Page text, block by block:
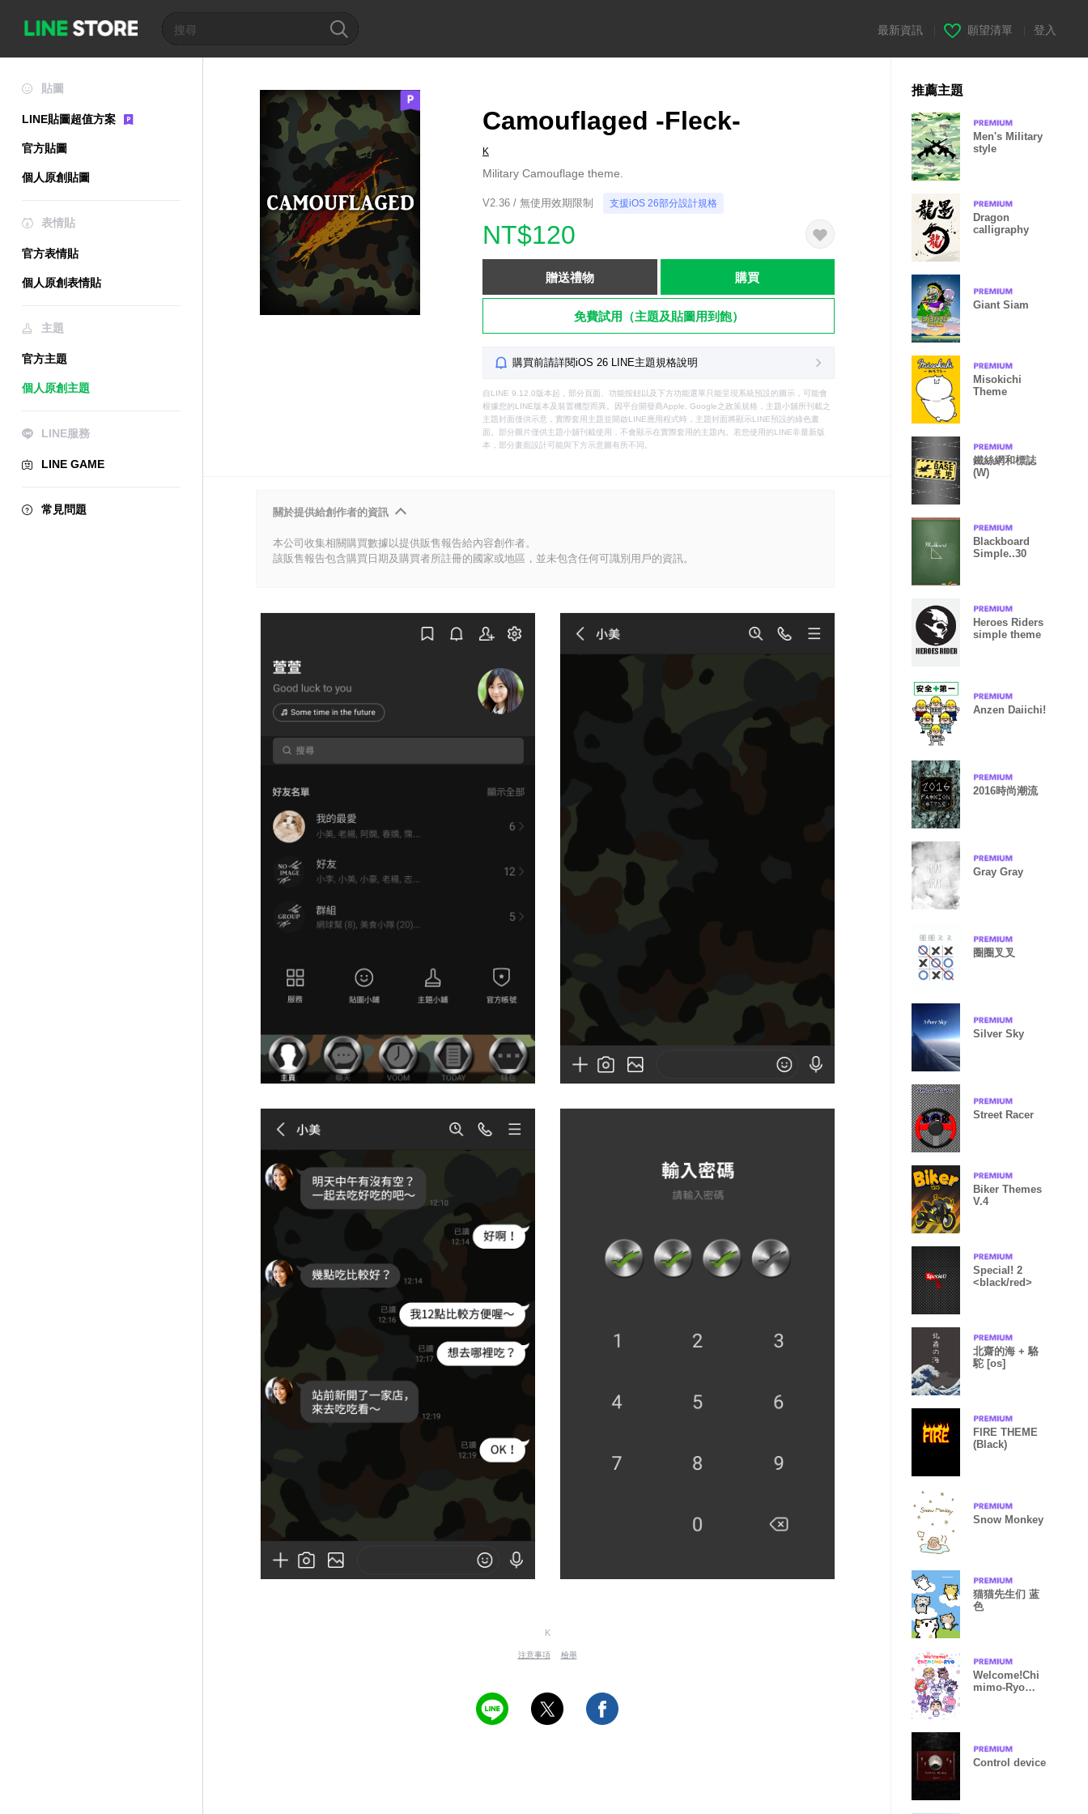
最新資訊 願望清單 登入
貼圖
LINE貼圖超值方案
官方貼圖
個人原創貼圖
表情貼
官方表情貼
個人原創表情貼
主題
官方主題
個人原創主題
LINE服務
LINE GAME
常見問題
Camouflaged -Fleck-
K
Military Camouflage theme.
V2.36 / 無使用效期限制 支援iOS 26部分設計規格
NT$120
贈送禮物 購買
免費試用（主題及貼圖用到飽）
購買前請詳閱iOS 26 LINE主題規格說明
自LINE 9.12.0版本起，部分頁面、功能按鈕以及下方功能選單只能呈現系統預設的圖示，可能會
根據您的LINE版本及裝置機型而異。因平台開發商Apple, Google之政策規格，主題小舖所刊載之
主題封面僅供示意，實際套用主題並開啟LINE應用程式時，主題封面將顯示LINE預設的綠色畫
面。部分圖片僅供主題小舖刊載使用，不會顯示在實際套用的主題內。若您使用的LINE非最新版
本，部分畫面設計可能與下方示意圖有所不同。
關於提供給創作者的資訊
本公司收集相關購買數據以提供販售報告給內容創作者。
該販售報告包含購買日期及購買者所註冊的國家或地區，並未包含任何可識別用戶的資訊。
K
注意事項 檢舉
推薦主題
Men's Military
style
Dragon
calligraphy
Giant Siam
Misokichi
Theme
鐵絲網和標誌
(W)
Blackboard
Simple..30
Heroes Riders
simple theme
Anzen Daiichi!
2016時尚潮流
Gray Gray
圈圈叉叉
Silver Sky
Street Racer
Biker Themes
V.4
Special! 2
<black/red>
北齋的海 + 駱
駝 [os]
FIRE THEME
(Black)
Snow Monkey
猫猫先生们 蓝
色
Welcome!Chi
mimo-Ryo
Control device